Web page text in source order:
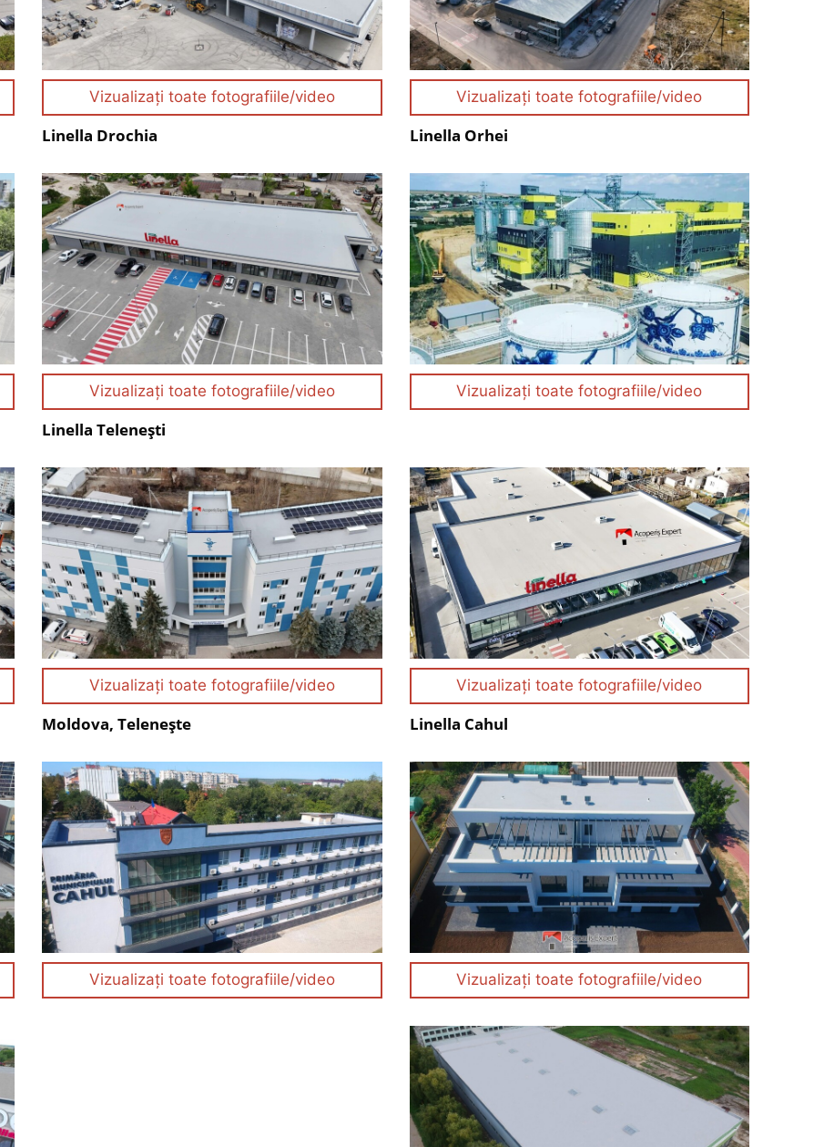
Vizualizați toate fotografiile/video
Linella Drochia
Vizualizați toate fotografiile/video
Linella Orhei
Vizualizați toate fotografiile/video
Linella Telenești
Vizualizați toate fotografiile/video
Vizualizați toate fotografiile/video
Moldova, Telenește
Vizualizați toate fotografiile/video
Linella Cahul
Vizualizați toate fotografiile/video Vizualizați toate fotografiile/video